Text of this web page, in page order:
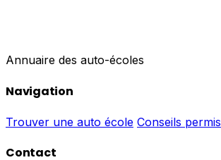
Annuaire des auto-écoles
Navigation
Trouver une auto école Conseils permis
Contact